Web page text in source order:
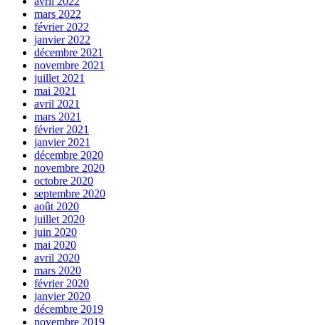
mars 2022
février 2022
janvier 2022
décembre 2021
novembre 2021
juillet 2021
mai 2021
avril 2021
mars 2021
février 2021
janvier 2021
décembre 2020
novembre 2020
octobre 2020
septembre 2020
août 2020
juillet 2020
juin 2020
mai 2020
avril 2020
mars 2020
février 2020
janvier 2020
décembre 2019
novembre 2019